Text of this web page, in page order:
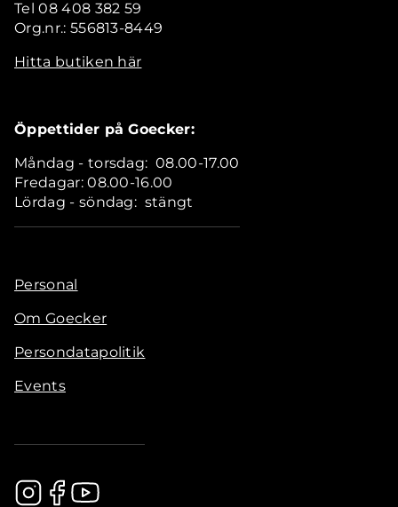
Tel 08 408 382 59
Org.nr.: 556813-8449
Hitta butiken här
Öppettider på Goecker:
Måndag - torsdag: 08.00-17.00
Fredagar: 08.00-16.00
Lördag - söndag: stängt
Personal
Om Goecker
Persondatapolitik
Events